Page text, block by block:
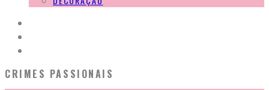
CRIMES PASSIONAIS